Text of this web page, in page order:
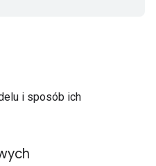
i sposób ich